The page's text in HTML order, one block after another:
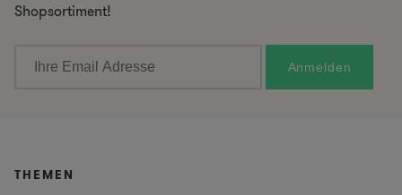
Shopsortiment!
THEMEN